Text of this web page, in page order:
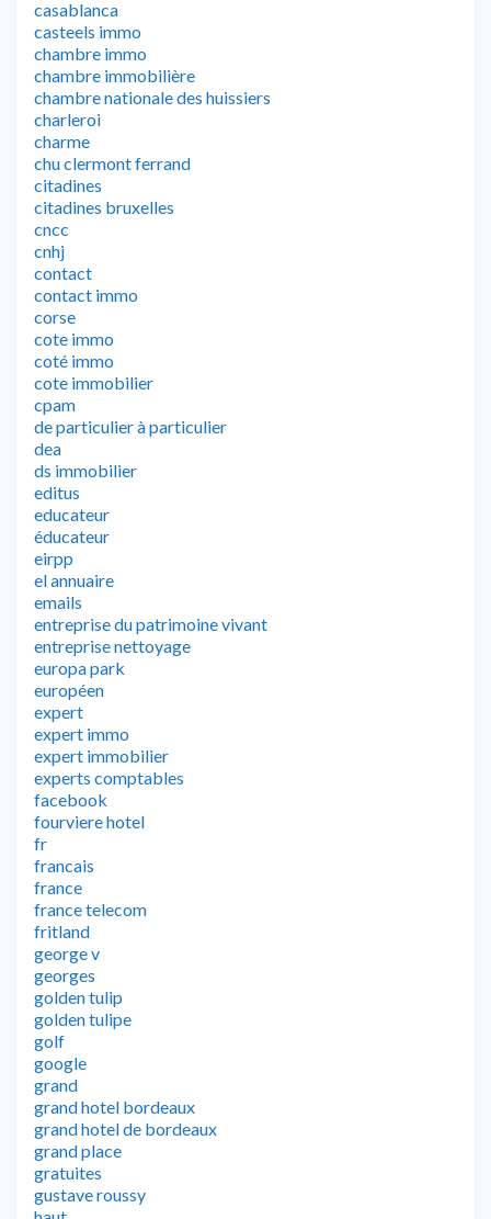
casablanca
casteels immo
chambre immo
chambre immobilière
chambre nationale des huissiers
charleroi
charme
chu clermont ferrand
citadines
citadines bruxelles
cncc
cnhj
contact
contact immo
corse
cote immo
coté immo
cote immobilier
cpam
de particulier à particulier
dea
ds immobilier
editus
educateur
éducateur
eirpp
el annuaire
emails
entreprise du patrimoine vivant
entreprise nettoyage
europa park
européen
expert
expert immo
expert immobilier
experts comptables
facebook
fourviere hotel
fr
francais
france
france telecom
fritland
george v
georges
golden tulip
golden tulipe
golf
google
grand
grand hotel bordeaux
grand hotel de bordeaux
grand place
gratuites
gustave roussy